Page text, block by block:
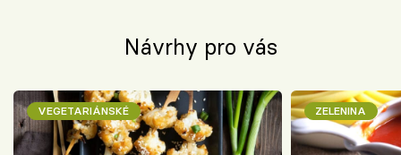
Návrhy pro vás
VEGETARIÁNSKÉ ZELENINA